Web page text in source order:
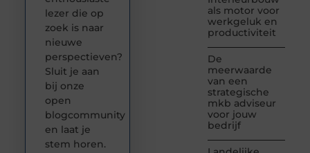
als motor voor
werkgeluk en
productiviteit
De
meerwaarde
van een
strategische
mkb adviseur
voor jouw
bedrijf
lezer die op
zoek is naar
nieuwe
perspectieven?
Sluit je aan
bij onze
open
blogcommunity
en laat je
stem horen.